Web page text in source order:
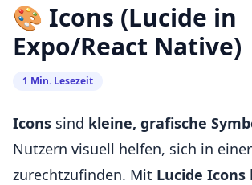
🎨 Icons (Lucide in
Expo/React Native)
1 Min. Lesezeit
Icons sind kleine, grafische
Nutzern visuell helfen, sich in
zurechtzufinden. Mit Lucide Icons